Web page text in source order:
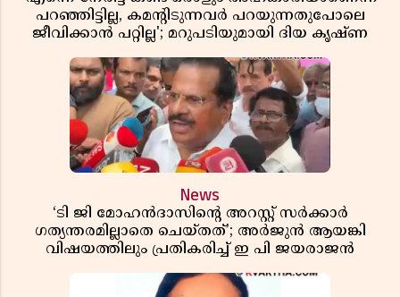
പറഞ്ഞിട്ടില്ല, കമൻ്റിടുന്നവർ പറയുന്നതുപോലെ
ജീവിക്കാൻ പറ്റില്ല'; മറുപടിയുമായി ദിയ കൃഷ്ണ
News
‘ടി ജി മോഹൻദാസിൻ്റെ അറസ്റ്റ് സർക്കാർ
ഗത്യന്തരമില്ലാതെ ചെയ്തത്’; അർജുൻ ആയങ്കി
വിഷയത്തിലും പ്രതികരിച്ച് ഇ പി ജയരാജൻ